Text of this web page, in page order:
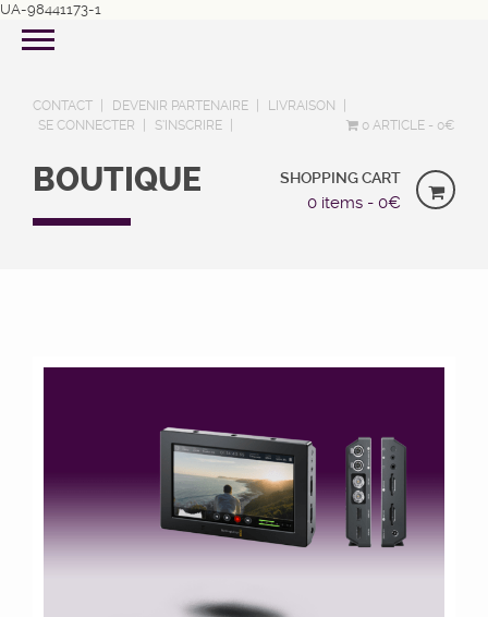
UA-98441173-1
CONTACT DEVENIR PARTENAIRE
LIVRAISON
SE CONNECTER
S’INSCRIRE 0 ARTICLE 0€
BOUTIQUE SHOPPING CART
0 items - 0€